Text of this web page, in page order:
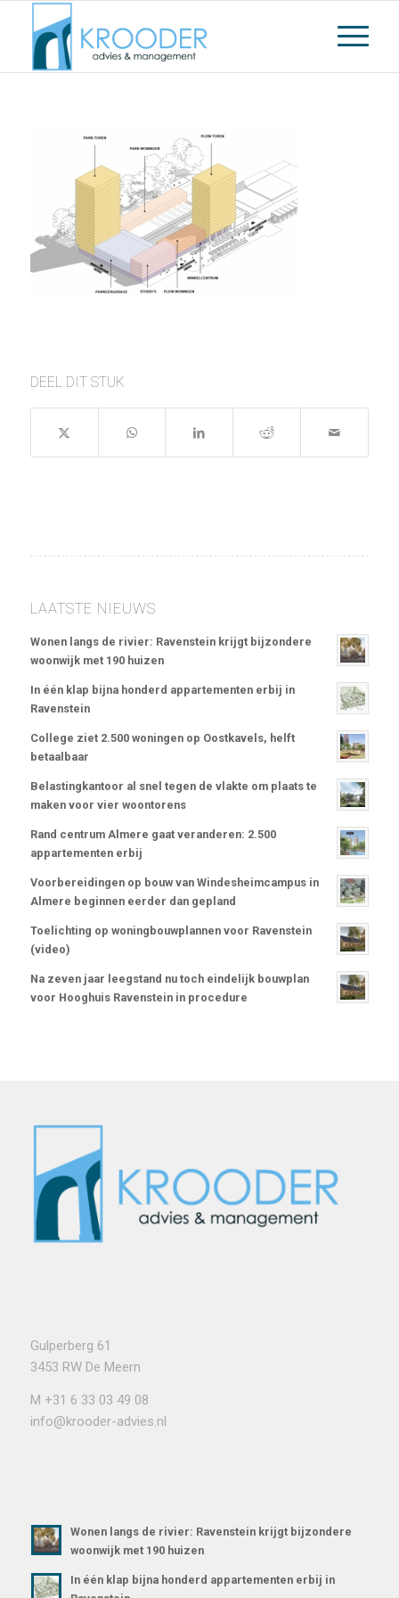
DEEL DIT STUK
LAATSTE NIEUWS
Wonen langs de rivier: Ravenstein krijgt bijzondere
woonwijk met 190 huizen
In één klap bijna honderd appartementen erbij in
Ravenstein
College ziet 2.500 woningen op Oostkavels, helft
betaalbaar
Belastingkantoor al snel tegen de vlakte om plaats te
maken voor vier woontorens
Rand centrum Almere gaat veranderen: 2.500
appartementen erbij
Voorbereidingen op bouw van Windesheimcampus in
Almere beginnen eerder dan gepland
Toelichting op woningbouwplannen voor Ravenstein
(video)
Na zeven jaar leegstand nu toch eindelijk bouwplan
voor Hooghuis Ravenstein in procedure
Gulperberg 61
3453 RW De Meern
M +31 6 33 03 49 08
info@krooder-advies.nl
Wonen langs de rivier: Ravenstein krijgt bijzondere
woonwijk met 190 huizen
In één klap bijna honderd appartementen erbij in